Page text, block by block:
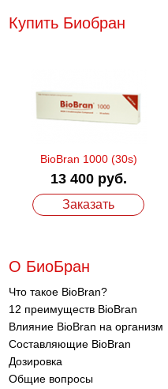
Купить Биобран
BioBran 1000 (30s)
13 400 руб.
Заказать
О БиоБран
Что такое BioBran?
12 преимуществ BioBran
Влияние BioBran на организм
Составляющие BioBran
Дозировка
Общие вопросы